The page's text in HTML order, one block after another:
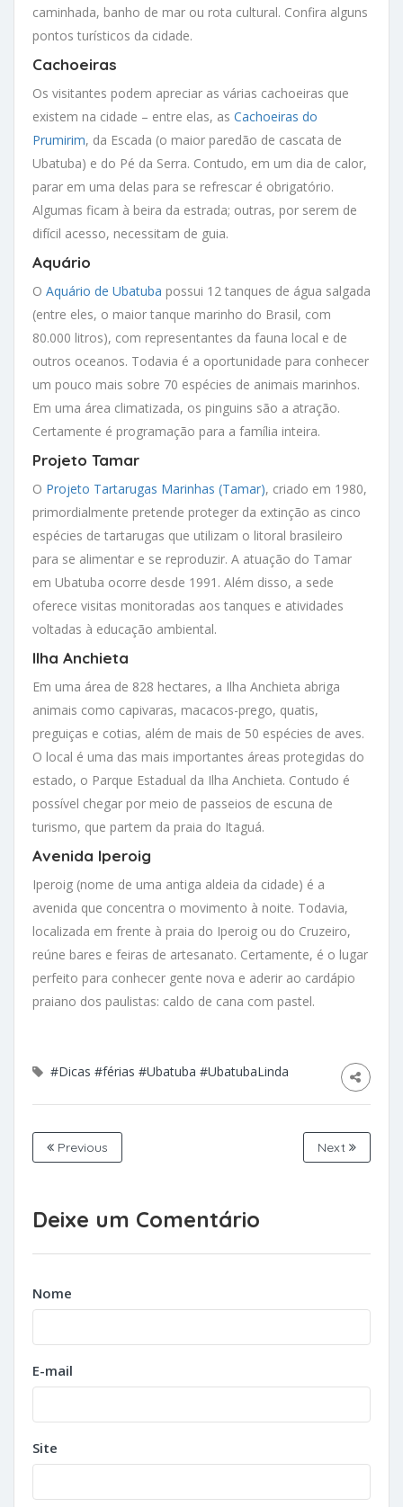
caminhada, banho de mar ou rota cultural. Confira alguns
pontos turísticos da cidade.
Cachoeiras
Os visitantes podem apreciar as várias cachoeiras que
existem na cidade – entre elas, as Cachoeiras do
Prumirim, da Escada (o maior paredão de cascata de
Ubatuba) e do Pé da Serra. Contudo, em um dia de calor,
parar em uma delas para se refrescar é obrigatório.
Algumas ficam à beira da estrada; outras, por serem de
difícil acesso, necessitam de guia.
Aquário
O Aquário de Ubatuba possui 12 tanques de água salgada
(entre eles, o maior tanque marinho do Brasil, com
80.000 litros), com representantes da fauna local e de
outros oceanos. Todavia é a oportunidade para conhecer
um pouco mais sobre 70 espécies de animais marinhos.
Em uma área climatizada, os pinguins são a atração.
Certamente é programação para a família inteira.
Projeto Tamar
O Projeto Tartarugas Marinhas (Tamar), criado em 1980,
primordialmente pretende proteger da extinção as cinco
espécies de tartarugas que utilizam o litoral brasileiro
para se alimentar e se reproduzir. A atuação do Tamar
em Ubatuba ocorre desde 1991. Além disso, a sede
oferece visitas monitoradas aos tanques e atividades
voltadas à educação ambiental.
Ilha Anchieta
Em uma área de 828 hectares, a Ilha Anchieta abriga
animais como capivaras, macacos-prego, quatis,
preguiças e cotias, além de mais de 50 espécies de aves.
O local é uma das mais importantes áreas protegidas do
estado, o Parque Estadual da Ilha Anchieta. Contudo é
possível chegar por meio de passeios de escuna de
turismo, que partem da praia do Itaguá.
Avenida Iperoig
Iperoig (nome de uma antiga aldeia da cidade) é a
avenida que concentra o movimento à noite. Todavia,
localizada em frente à praia do Iperoig ou do Cruzeiro,
reúne bares e feiras de artesanato. Certamente, é o lugar
perfeito para conhecer gente nova e aderir ao cardápio
praiano dos paulistas: caldo de cana com pastel.
#Dicas #férias #Ubatuba #UbatubaLinda
Previous Next
Deixe um Comentário
Nome
E-mail
Site